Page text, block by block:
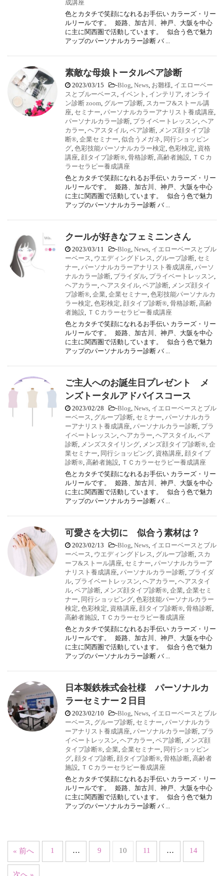
成講座
色とカタチで笑顔になれるお手伝い カラーズ・リー
ルリールです。 姫路、加古川、神戸、大阪を中心
に主に関西圏で活動しています。 似合う色で魅力
アップのパーソナルカラー診断 バ ...
素敵な母娘トータルペア診断
2023/03/15 -Blog, News, お雛様, イエローベー
スとブルーベース, イベント , インテリア, オンライ
ン診断 zoom, グループ診断, スカーフ&ストール講
座, セミナー, パーソナルカラーアナリスト養成講座,
パーソナルカラー診断, プライベートレッスン, ヘア
カラー, ヘアスタイル, ペア診断, メンズ顔タイプ診
断®, 企業セミナー, 似合うメガネ, 同行ショッピン
グ, 色彩技能パーソナルカラー検定, 色彩検定, 資格
講座, 顔タイプ診断®, 骨格診断, 高齢者施設, ＴＣカ
ラーセラピー養成講座
色とカタチで笑顔になれるお手伝い カラーズ・リー
ルリールです。 姫路、加古川、神戸、大阪を中心
に主に関西圏で活動しています。 似合う色で魅力
アップのパーソナルカラー診断 バ ...
クールが好きなフェミニンさん
2023/03/11 -Blog, News, イエローベースとブル
ーベース, ウエディングドレス, グループ診断, セミ
ナー, パーソナルカラーアナリスト養成講座, パーソ
ナルカラー診断, ブライダル, プライベートレッスン,
ヘアカラー, ヘアスタイル, ペア診断, メンズ顔タイ
プ診断®, 企業, 企業セミナー, 色彩技能パーソナルカ
ラー検定, 色彩検定, 顔タイプ診断®, 骨格診断, 高齢
者施設, ＴＣカラーセラピー養成講座
色とカタチで笑顔になれるお手伝い カラーズ・リー
ルリールです。 姫路、加古川、神戸、大阪を中心
に主に関西圏で活動しています。 似合う色で魅力
アップのパーソナルカラー診断 バ ...
ご主人へのお誕生日プレゼント メ
ンズトータルアドバイスコース
2023/02/28 -Blog, News, イエローベースとブル
ーベース, グループ診断, セミナー, パーソナルカラ
ーアナリスト養成講座, パーソナルカラー診断, プラ
イベートレッスン, ヘアカラー, ヘアスタイル, ペア
診断, メンズスタイリング, メンズ顔タイプ診断®, 企
業セミナー, 同行ショッピング, 資格講座, 顔タイプ
診断®, 高齢者施設, ＴＣカラーセラピー養成講座
色とカタチで笑顔になれるお手伝い カラーズ・リー
ルリールです。 姫路、加古川、神戸、大阪を中心
に主に関西圏で活動しています。 似合う色で魅力
アップのパーソナルカラー診断 バ ...
可愛さを大切に 似合う素材は？
2023/02/13 -Blog, News, イエローベースとブル
ーベース, ウエディングドレス, グループ診断, スカ
ーフ&ストール講座, セミナー, パーソナルカラーア
ナリスト養成講座, パーソナルカラー診断, ブライダ
ル, プライベートレッスン, ヘアカラー, ヘアスタイ
ル, ペア診断, メンズ顔タイプ診断®, 企業, 企業セミ
ナー, 同行ショッピング, 色彩技能パーソナルカラー
検定, 色彩検定, 資格講座, 顔タイプ診断®, 骨格診断,
高齢者施設, ＴＣカラーセラピー養成講座
色とカタチで笑顔になれるお手伝い カラーズ・リー
ルリールです。 姫路、加古川、神戸、大阪を中心
に主に関西圏で活動しています。 似合う色で魅力
アップのパーソナルカラー診断 バ ...
日本製鉄株式会社様 パーソナルカ
ラーセミナー２日目
2023/02/10 -Blog, News, イエローベースとブル
ーベース, グループ診断, セミナー, パーソナルカラ
ーアナリスト養成講座, パーソナルカラー診断, プラ
イベートレッスン, ヘアカラー, ペア診断, メンズ顔
タイプ診断®, 企業, 企業セミナー, 同行ショッピン
グ, 顔タイプ診断, 顔タイプ診断®, 骨格診断, 高齢者
施設, ＴＣカラーセラピー養成講座
色とカタチで笑顔になれるお手伝い カラーズ・リー
ルリールです。 姫路、加古川、神戸、大阪を中心
に主に関西圏で活動しています。 似合う色で魅力
アップのパーソナルカラー診断 バ ...
« 前へ 1 … 9 10 11 … 14